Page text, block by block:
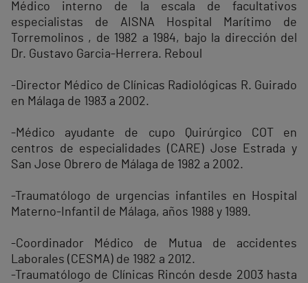
Médico interno de la escala de facultativos
especialistas de AISNA Hospital Marítimo de
Torremolinos , de 1982 a 1984, bajo la dirección del
Dr. Gustavo Garcia-Herrera. Reboul
-Director Médico de Clínicas Radiológicas R. Guirado
en Málaga de 1983 a 2002.
-Médico ayudante de cupo Quirúrgico COT en
centros de especialidades (CARE) Jose Estrada y
San Jose Obrero de Málaga de 1982 a 2002.
-Traumatólogo de urgencias infantiles en Hospital
Materno-Infantil de Málaga, años 1988 y 1989.
-Coordinador Médico de Mutua de accidentes
Laborales (CESMA) de 1982 a 2012.
-Traumatólogo de Clínicas Rincón desde 2003 hasta